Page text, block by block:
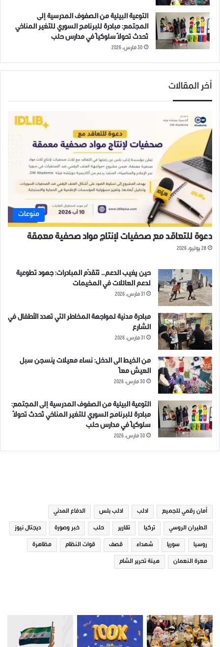
التوعية البيئية من الصفوف المدرسية إلى
المجتمع: مبادرة للبرنامج السوري للتغير المناخي
تُحدث تحولاً سلوكياً في مدارس حلب
30 مارس، 2026
أخر المقالات
منوعات
دعوة للتعاقد مع صحفيات لإنتاج مواد صحفية معمقة
28 يوليو، 2026
حين يغيب الدعم… تتقدّم المبادرات: جهود تطوعية
لدعم العائلات في المخيمات
31 مارس، 2026
مبادرة مدنية لمواجهة المخاطر التي تهدد الأطفال في
الشارع
31 مارس، 2026
من الخيط الى الدخل: نساء معيلات ينسجن سبل
العيش معاً
30 مارس، 2026
التوعية البيئية من الصفوف المدرسية إلى المجتمع:
مبادرة للبرنامج السوري للتغير المناخي تُحدث تحولاً
سلوكياً في مدارس حلب
30 مارس، 2026
أمان رقمي للجميع ادلب ادلب بلس الدفاع المدني
الطيران الروسي تركيا تقارير حلب خبر وصورة ديجتال نيوز
روسيا سوريا شهداء قصف قوات النظام مظاهرة
معرة النعمان هيئة تحرير الشام